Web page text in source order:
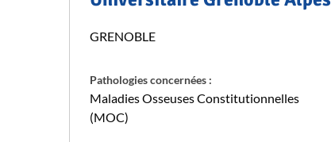
GRENOBLE
Pathologies concernées :
Maladies Osseuses Constitutionnelles
(MOC)